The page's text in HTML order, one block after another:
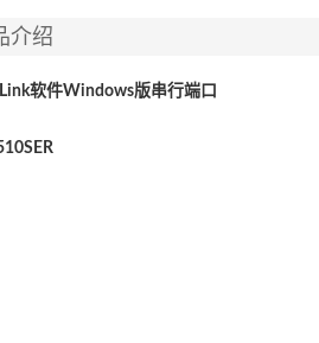
介绍
软件Windows版串行端口